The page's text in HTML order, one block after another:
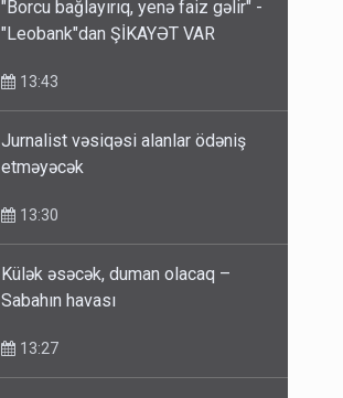
"Leobank"dan ŞİKAYƏT VAR
Jurnalist vəsiqəsi alanlar ödəniş
etməyəcək
Külək əsəcək, duman olacaq –
Sabahın havası
Media və Yayım Şurasına əlavə